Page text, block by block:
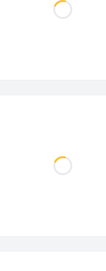
Loading...
Loading...